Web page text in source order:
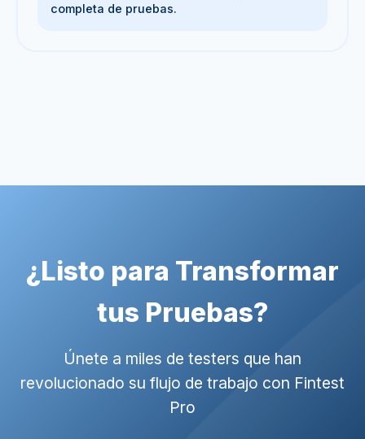
completa de pruebas.
¿Listo para Transformar
tus Pruebas?
Únete a miles de testers que han
revolucionado su flujo de trabajo con Fintest
Pro